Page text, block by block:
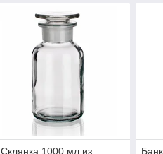
Склянка 1000 мл из